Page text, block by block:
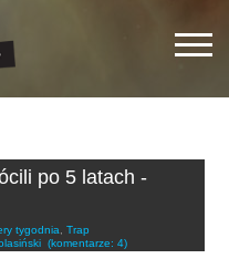
po 5 latach -
tygodnia, Trap
(komentarze: 4)